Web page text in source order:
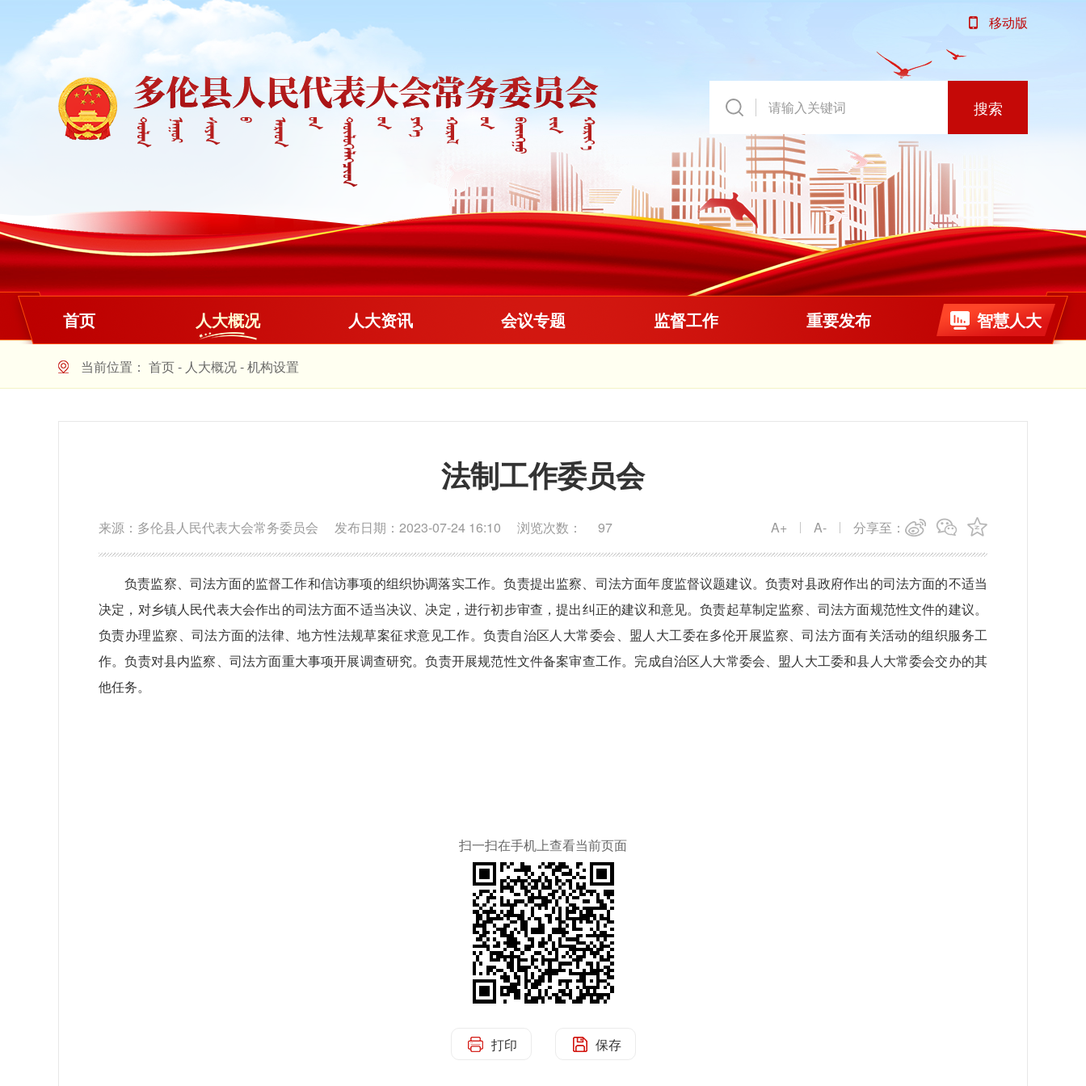
移动版
搜索
首页 人大概况 人大资讯 会议专题 监督工作 重要发布 智慧人大
当前位置： 首页- 人大概况-机构设置
法制工作委员会
来源：多伦县人民代表大会常务委员会 发布日期：2023-07-24 16:10 浏览次数： 97 A+ A- 分享至：
负责监察、司法方面的监督工作和信访事项的组织协调落实工作。负责提出监察、司法方面年度监督议题建议。负责对县政府作出的司法方面的不适当
决定，对乡镇人民代表大会作出的司法方面不适当决议、决定，进行初步审查，提出纠正的建议和意见。负责起草制定监察、司法方面规范性文件的建议。
负责办理监察、司法方面的法律、地方性法规草案征求意见工作。负责自治区人大常委会、盟人大工委在多伦开展监察、司法方面有关活动的组织服务工
作。负责对县内监察、司法方面重大事项开展调查研究。负责开展规范性文件备案审查工作。完成自治区人大常委会、盟人大工委和县人大常委会交办的其
他任务。
扫一扫在手机上查看当前页面
打印 保存